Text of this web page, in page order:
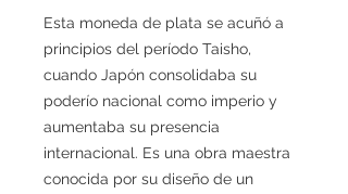
Esta moneda de plata se acuñó a
principios del período Taisho,
cuando Japón consolidaba su
poderío nacional como imperio y
aumentaba su presencia
internacional. Es una obra maestra
conocida por su diseño de un